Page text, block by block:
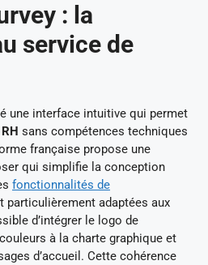
: la
service de
une interface intuitive qui permet
sans compétences techniques
française propose une
qui simplifie la conception
fonctionnalités de
particulièrement adaptées aux
d’intégrer le logo de
couleurs à la charte graphique et
d’accueil. Cette cohérence